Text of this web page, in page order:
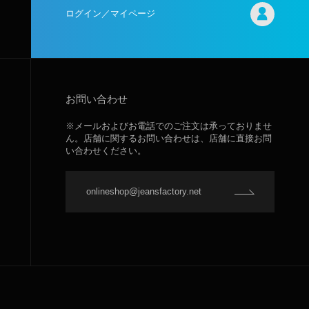
ログイン／マイページ
お問い合わせ
※メールおよびお電話でのご注文は承っておりませ
ん。店舗に関するお問い合わせは、店舗に直接お問
い合わせください。
onlineshop@jeansfactory.net